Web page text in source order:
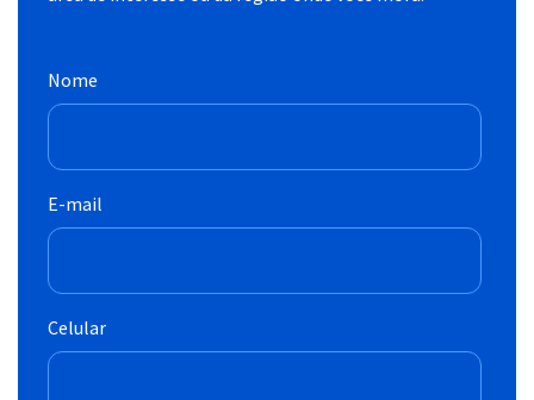
Nome
E-mail
Celular